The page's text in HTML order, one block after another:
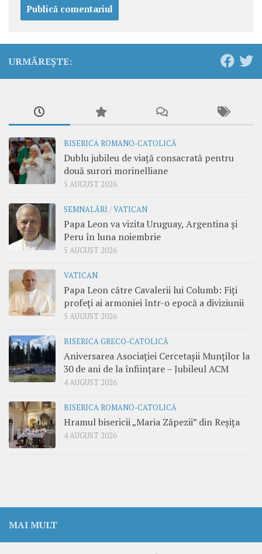
URMĂREȘTE:
BISERICA ROMANO-CATOLICĂ
Dublu jubileu de viață consacrată pentru
două surori morinelliane
5 AUGUST 2026
SEMNALĂRI /VATICAN
Papa Leon va vizita Uruguay, Argentina și
Peru în luna noiembrie
5 AUGUST 2026
VATICAN
Papa Leon către Cavalerii lui Columb: Fiți
profeți ai armoniei într-o epocă a diviziunii
5 AUGUST 2026
BISERICA GRECO-CATOLICĂ
Aniversarea Asociației Cercetașii Munților la
30 de ani de la înființare – Jubileul ACM
4 AUGUST 2026
BISERICA ROMANO-CATOLICĂ
Hramul bisericii „Maria Zăpezii” din Reșița
4 AUGUST 2026
MAI MULT